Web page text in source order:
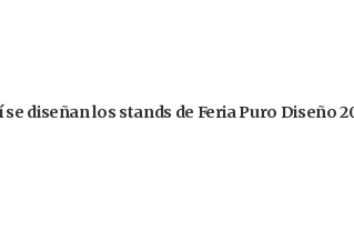
diseñan los stands de Feria Puro Diseño